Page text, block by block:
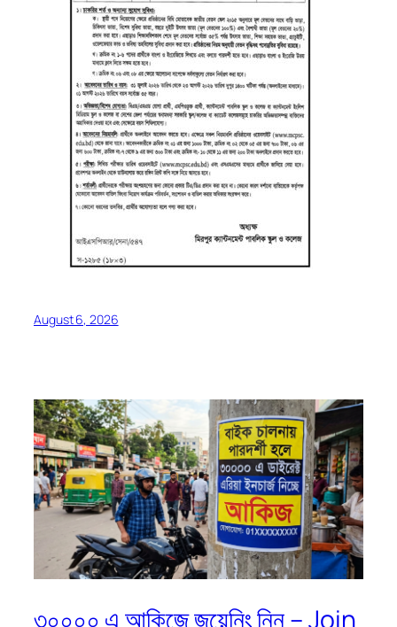
August 6, 2026
৩০০০০ এ আকিজে জয়েনিং নিন – Join